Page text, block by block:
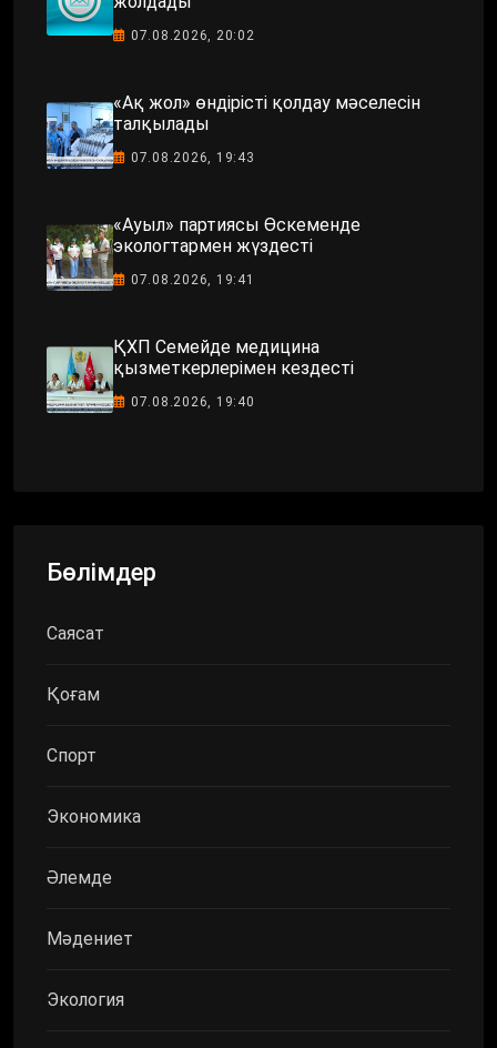
07.08.2026, 20:02
«Ақ жол» өндірісті қолдау мәселесін
талқылады
07.08.2026, 19:43
«Ауыл» партиясы Өскеменде
экологтармен жүздесті
07.08.2026, 19:41
ҚХП Семейде медицина
қызметкерлерімен кездесті
07.08.2026, 19:40
Бөлімдер
Саясат
Қоғам
Спорт
Экономика
Әлемде
Мәдениет
Экология